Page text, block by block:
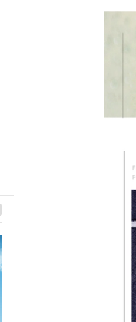
toàn gia đình lưới
quốc gia Bán hàng